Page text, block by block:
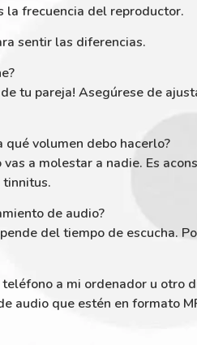
la frecuencia del reproductor.
sentir las diferencias.
tu pareja! Asegúrese de
qué volumen debo hacerlo?
a molestar a nadie. Es
de audio?
del tiempo de escucha.
a mi ordenador u otro
audio que estén en formato